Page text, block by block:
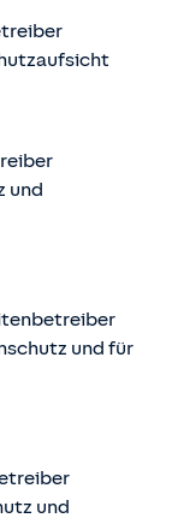
und
und für
und